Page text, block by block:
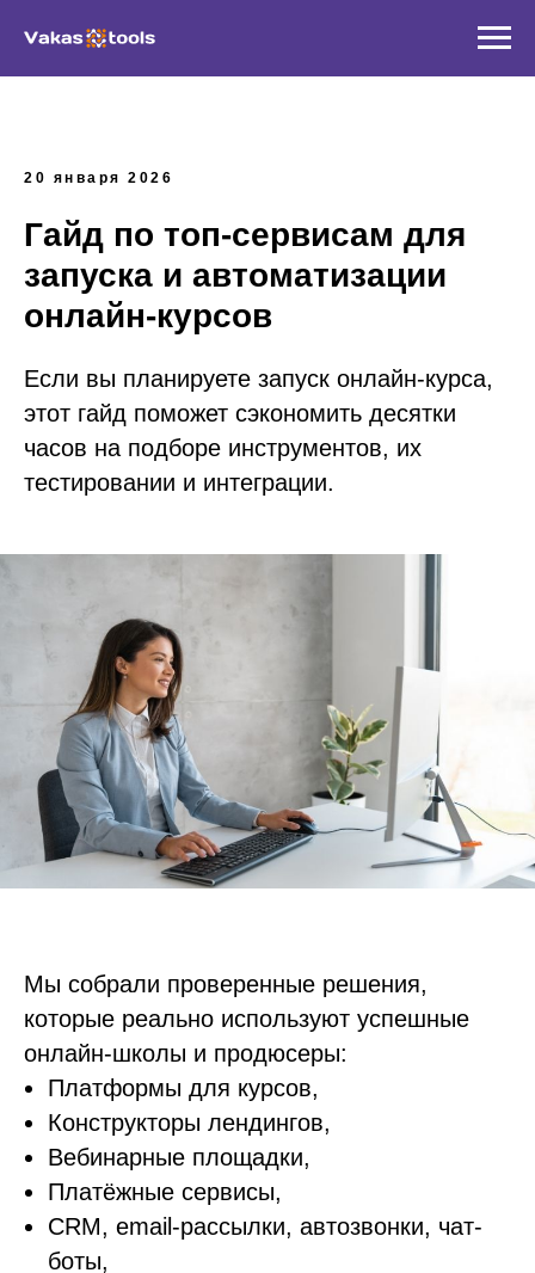
20 января 2026
Гайд по топ-сервисам для
запуска и автоматизации
онлайн-курсов
Если вы планируете запуск онлайн-курса,
этот гайд поможет сэкономить десятки
часов на подборе инструментов, их
тестировании и интеграции.
Мы собрали проверенные решения,
которые реально используют успешные
онлайн-школы и продюсеры:
Платформы для курсов,
Конструкторы лендингов,
Вебинарные площадки,
Платёжные сервисы,
CRM, email-рассылки, автозвонки, чат-
боты,